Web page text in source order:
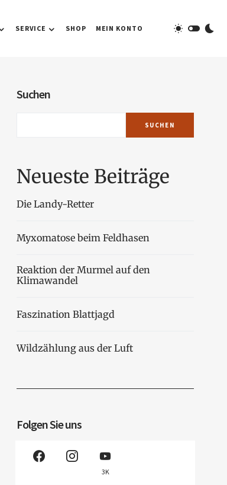
SERVICE SHOP MEIN KONTO
Suchen
SUCHEN
Neueste Beiträge
Die Landy-Retter
Myxomatose beim Feldhasen
Reaktion der Murmel auf den
Klimawandel
Faszination Blattjagd
Wildzählung aus der Luft
Folgen Sie uns
3K